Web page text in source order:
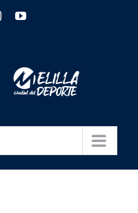
InstagramYouTube